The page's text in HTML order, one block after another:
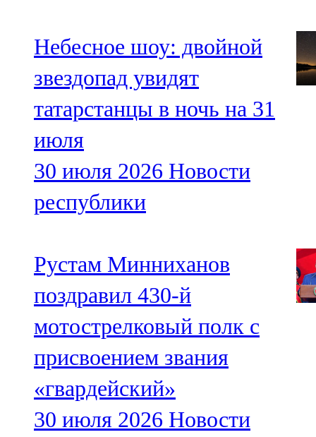
Небесное шоу: двойной
звездопад увидят
татарстанцы в ночь на 31
июля
30 июля 2026 Новости
республики
Рустам Минниханов
поздравил 430-й
мотострелковый полк с
присвоением звания
«гвардейский»
30 июля 2026 Новости